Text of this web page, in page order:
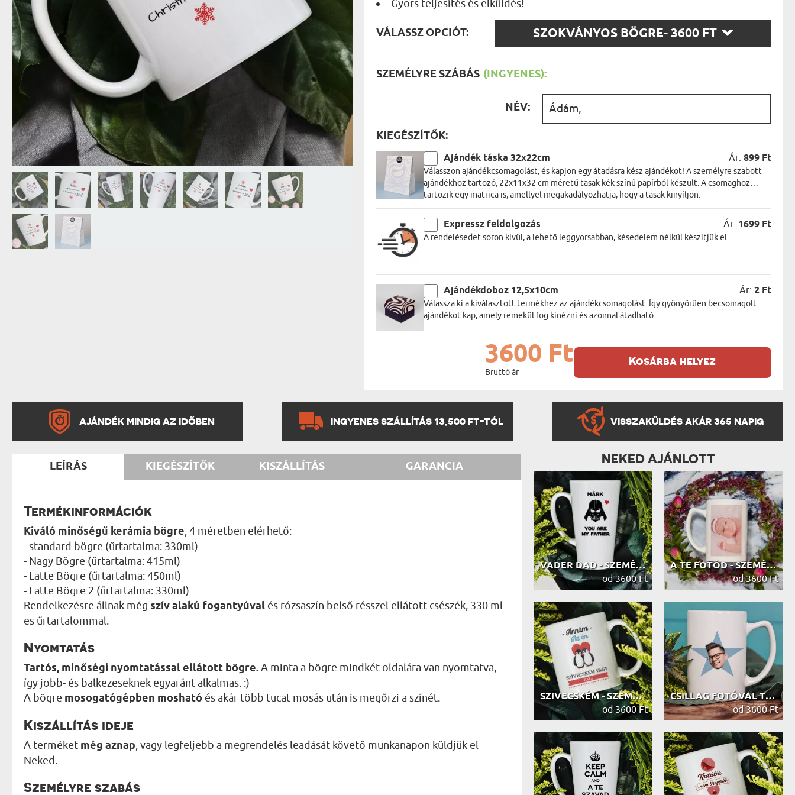
APÓSÉKNAK
UTAZÓNAK
IDŐSEBBNEK
SPORTOLÓNAK
TŰZOLTÓNAK
HORGÁSZNAK
VICCELŐDŐNEK
AZ AJÁNDÉK VONÁSAI
Gyors teljesítés és elküldés!
VÁLASSZ OPCIÓT: SZOKVÁNYOS BÖGRE- 3600 FT
VÁLASSZ
OPCIÓT:
SZEMÉLYRE SZÁBÁS (INGYENES):
NÉV:
KIEGÉSZÍTŐK:
Ajándék táska 32x22cm Ár: 899 Ft
Válasszon ajándékcsomagolást, és kapjon egy átadásra kész ajándékot! A személyre szabott
ajándékhoz tartozó, 22x11x32 cm méretű tasak kék színű papírból készült. A csomaghoz
tartozik egy matrica is, amellyel megakadályozhatja, hogy a tasak kinyíljon.
Expressz feldolgozás Ár: 1699 Ft
A rendelésedet soron kívül, a lehető leggyorsabban, késedelem nélkül készítjük el.
Ajándékdoboz 12,5x10cm Ár: 2 Ft
Válassza ki a kiválasztott termékhez az ajándékcsomagolást. Így gyönyörűen becsomagolt
ajándékot kap, amely remekül fog kinézni és azonnal átadható.
3600 Ft
Bruttó ár
Kosárba helyez
AJÁNDÉK MINDIG AZ IDŐBEN INGYENES SZÁLLÍTÁS 13,500 FT-TÓL VISSZAKÜLDÉS AKÁR 365 NAPIG
LEÍRÁS KIEGÉSZÍTŐK KISZÁLLÍTÁS GARANCIA
Termékinformációk
Kiváló minőségű kerámia bögre, 4 méretben elérhető:
- standard bögre (űrtartalma: 330ml)
- Nagy Bögre (űrtartalma: 415ml)
- Latte Bögre (űrtartalma: 450ml)
- Latte Bögre 2 (űrtartalma: 330ml)
Rendelkezésre állnak még szív alakú fogantyúval és rózsaszín belső résszel ellátott csészék, 330 ml-
es űrtartalommal.
Nyomtatás
Tartós, minőségi nyomtatással ellátott bögre.A minta a bögre mindkét oldalára van nyomtatva,
így jobb- és balkezeseknek egyaránt alkalmas. :)
A bögre mosogatógépben mosható és akár több tucat mosás után is megőrzi a színét.
Kiszállítás ideje
A terméket még aznap, vagy legfeljebb a megrendelés leadását követő munkanapon küldjük el
Neked.
Személyre szabás
NEKED AJÁNLOTT
VADER DAD - SZEMÉLYRE SZABOTT BÖGRE
od 3600 Ft
A TE FOTÓD - SZEMÉLYRE SZABOTT BÖGRE
od 3600 Ft
SZIVECSKÉM - SZEMÉLYRE SZABOTT BÖGRE
od 3600 Ft
CSILLAG FOTÓVAL THE OFFICE - SZEMÉL...
od 3600 Ft